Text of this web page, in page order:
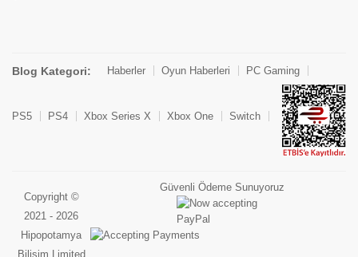
Blog Kategori: Haberler Oyun Haberleri PC Gaming
PS5 PS4 Xbox Series X Xbox One Switch
Copyright ©
2021 - 2026
Hipopotamya
Bilişim Limited
Güvenli Ödeme Sunuyoruz